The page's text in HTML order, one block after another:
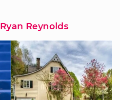
Ryan Reynolds